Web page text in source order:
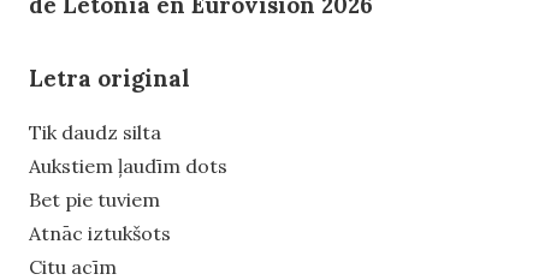
Letra original
Tik daudz silta
Aukstiem ļaudīm dots
Bet pie tuviem
Atnāc iztukšots
Citu acīm